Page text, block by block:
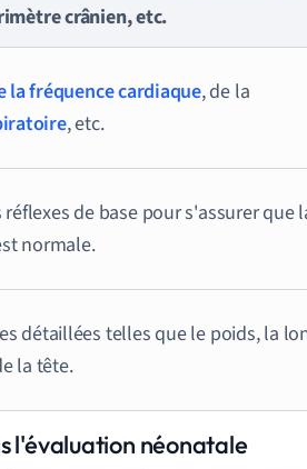
crânien, etc.
la fréquence cardiaque, de la
, etc.
de base pour s'assurer que
normale.
détaillées telles que le poids, la
la tête.
l'évaluation néonatale